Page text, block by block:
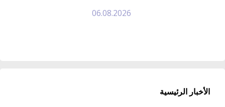
06.08.2026
الأخبار الرئيسية